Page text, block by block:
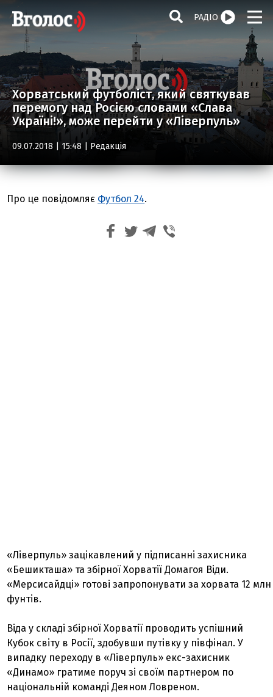
РАДІО
Хорватський футболіст, який святкував
перемогу над Росією словами «Слава
Україні!», може перейти у «Ліверпуль»
09.07.2018 | 15:48 | Редакція
Про це повідомляє Футбол 24.
«Ліверпуль» зацікавлений у підписанні захисника
«Бешикташа» та збірної Хорватії Домагоя Віди.
«Мерсисайдці» готові запропонувати за хорвата 12 млн
фунтів.
Віда у складі збірної Хорватії проводить успішний
Кубок світу в Росії, здобувши путівку у півфінал. У
випадку переходу в «Ліверпуль» екс-захисник
«Динамо» гратиме поруч зі своїм партнером по
національній команді Деяном Ловреном.